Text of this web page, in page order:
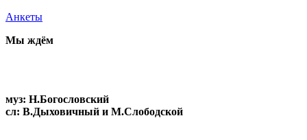
Анкеты
Мы ждём
муз: Н.Богословский
сл: В.Дыховичный и М.Слободской